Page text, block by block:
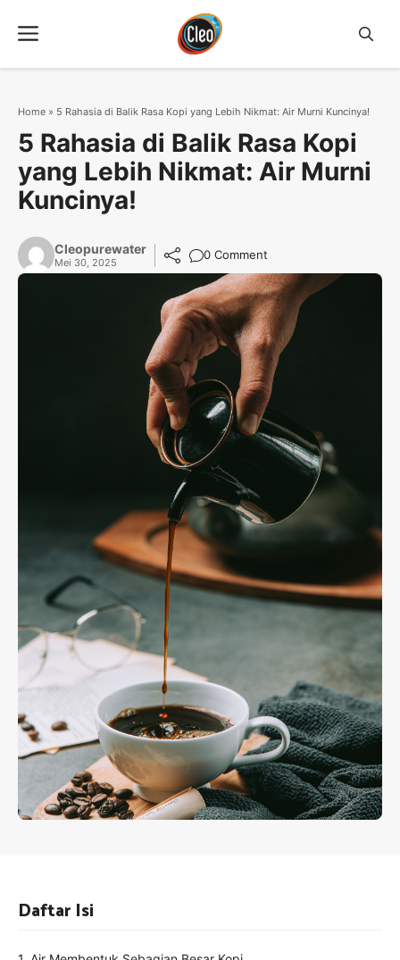
Menu
Home » 5 Rahasia di Balik Rasa Kopi yang Lebih Nikmat: Air Murni Kuncinya!
5 Rahasia di Balik Rasa Kopi
yang Lebih Nikmat: Air Murni
Kuncinya!
Cleopurewater
Mei 30, 2025
0 Comment
Daftar Isi